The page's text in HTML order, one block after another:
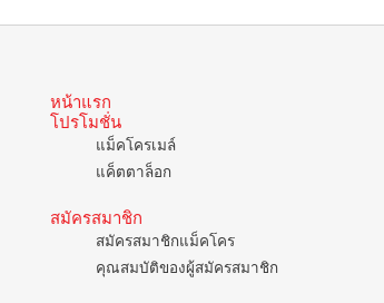
หน้าแรก
โปรโมชั่น
แม็คโครเมล์
แค็ตตาล็อก
สมัครสมาชิก
สมัครสมาชิกแม็คโคร
คุณสมบัติของผู้สมัครสมาชิก